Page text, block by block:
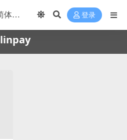
登录
linpay